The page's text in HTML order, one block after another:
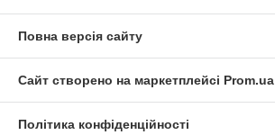
Повна версія сайту
Сайт створено на маркетплейсі Prom.ua
Політика конфіденційності